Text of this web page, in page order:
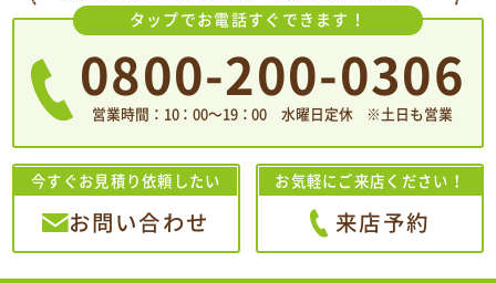
タップでお電話すぐできます！
0800-200-0306
営業時間：10：00〜19：00 水曜日定休 ※土日も営業
今すぐお見積り依頼したい
お問い合わせ
お気軽にご来店ください！
来店予約